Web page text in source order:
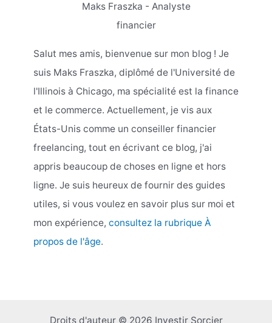
Maks Fraszka - Analyste
financier
Salut mes amis, bienvenue sur mon blog ! Je
suis Maks Fraszka, diplômé de l'Université de
l'Illinois à Chicago, ma spécialité est la finance
et le commerce. Actuellement, je vis aux
États-Unis comme un conseiller financier
freelancing, tout en écrivant ce blog, j'ai
appris beaucoup de choses en ligne et hors
ligne. Je suis heureux de fournir des guides
utiles, si vous voulez en savoir plus sur moi et
mon expérience, consultez la rubrique À
propos de l'âge.
Droits d'auteur © 2026 Investir Sorcier